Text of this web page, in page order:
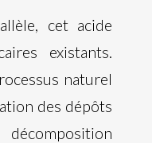
cet acide
existants.
naturel
des dépôts